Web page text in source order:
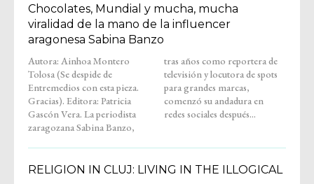
Chocolates, Mundial y mucha, mucha
viralidad de la mano de la influencer
aragonesa Sabina Banzo
Autora: Ainhoa Montero
Tolosa (Se despide de
Entremedios con esta pieza.
Gracias). Editora: Patricia
Gascón Vera. La periodista
zaragozana Sabina Banzo,
tras años como reportera de
televisión y locutora de spots
para grandes marcas,
comenzó su andadura en
redes sociales después...
RELIGION IN CLUJ: LIVING IN THE ILLOGICAL